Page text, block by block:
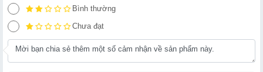
Bình thường
Chưa đạt